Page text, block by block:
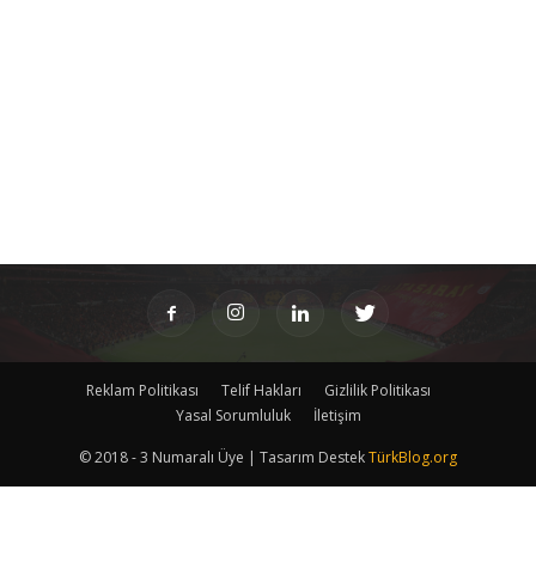
Reklam Politikası Telif Hakları
Gizlilik Politikası
Yasal Sorumluluk
İletişim
© 2018 - 3 Numaralı Üye | Tasarım DestekTürkBlog.org